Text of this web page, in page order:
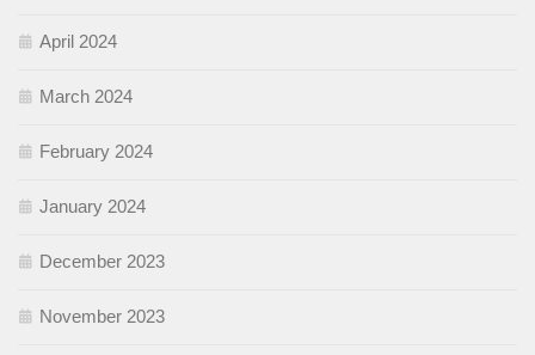
April 2024
March 2024
February 2024
January 2024
December 2023
November 2023